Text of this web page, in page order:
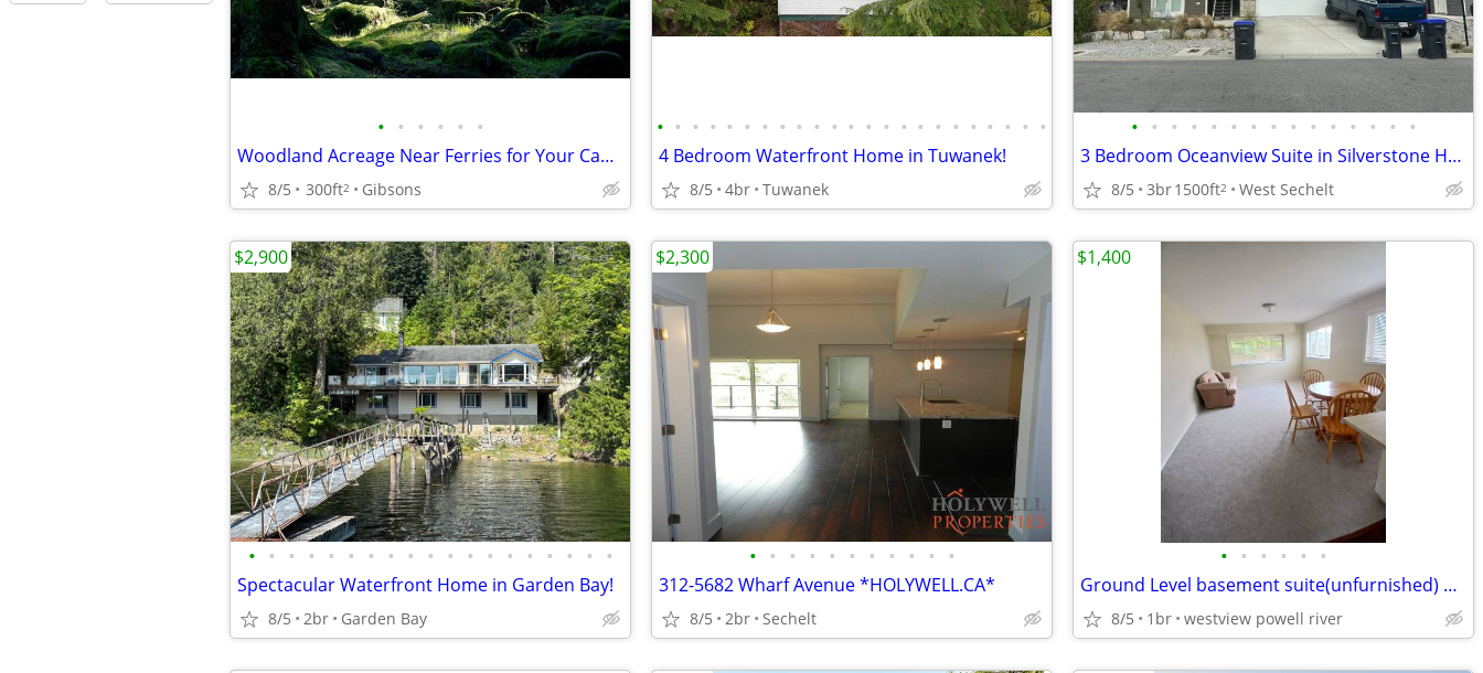
• • • • • •
Woodland Acreage Near Ferries for Your Camper/RV
8/5 300ft2 Gibsons
• • • • • • • • • • • • • • • • • • • • • • •
4 Bedroom Waterfront Home in Tuwanek!
8/5 4br Tuwanek
• • • • • • • • • • • • • • •
3 Bedroom Oceanview Suite in Silverstone Heights!
8/5 3br1500ft2 West Sechelt
• • • • • • • • • • • • • • • • • • •
Spectacular Waterfront Home in Garden Bay!
8/5 2br Garden Bay
$2,900
• • • • • • • • • • •
312-5682 Wharf Avenue *HOLYWELL.CA*
8/5 2br Sechelt
$2,300
• • • • • •
Ground Level basement suite(unfurnished) available for rent from Aug
8/5 1br westview powell river
$1,400